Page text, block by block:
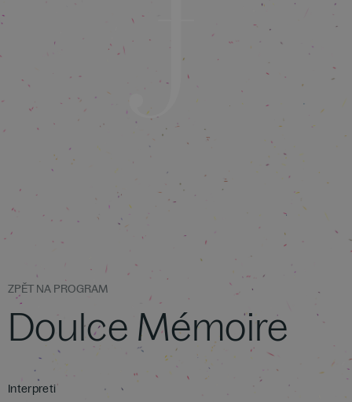
ZPĚT NA PROGRAM
Doulce Mémoire
Interpreti